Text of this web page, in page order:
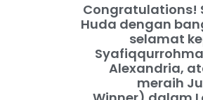
Congratulations!
Huda dengan
selamat
Alexandria,
meraih